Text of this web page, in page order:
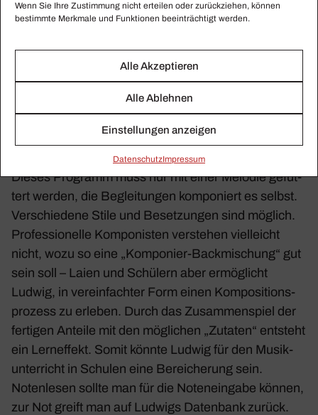
Wenn Sie Ihre Zustimmung nicht erteilen oder zurückziehen, können
bestimmte Merkmale und Funktionen beeinträchtigt werden.
Alle Akzeptieren
Alle Ablehnen
Einstellungen anzeigen
Daten­schutzImpressum
Mein mit ALYSIA kompo­nierter Song anzu­hören
Weitere Infor­ma­tionen zu ALYSIA unter:
Ludwig
Dieses Programm muss nur mit einer Melodie gefüt­
tert werden, die Beglei­tungen kompo­niert es selbst.
Verschie­dene Stile und Beset­zungen sind möglich.
Profes­sio­nelle Kompo­nisten verstehen viel­leicht
nicht, wozu so eine „Kompo­nier-Back­mi­schung“ gut
sein soll – Laien und Schü­lern aber ermög­licht
Ludwig, in verein­fachter Form einen Kompo­si­ti­ons­
pro­zess zu erleben. Durch das Zusam­men­spiel der
fertigen Anteile mit den mögli­chen „Zutaten“ entsteht
ein Lern­ef­fekt. Somit könnte Ludwig für den Musik­
un­ter­richt in Schulen eine Berei­che­rung sein.
Noten­lesen sollte man für die Noten­ein­gabe können,
zur Not greift man auf Ludwigs Daten­bank zurück.